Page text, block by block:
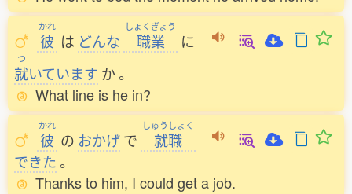
かれ
彼 は どんな
しょくぎょう
職業 に
つ
就いています か。
What line is he in?
かれ
彼 の おかげで
しゅうしょく
就職
できた。
Thanks to him, I could get a job.